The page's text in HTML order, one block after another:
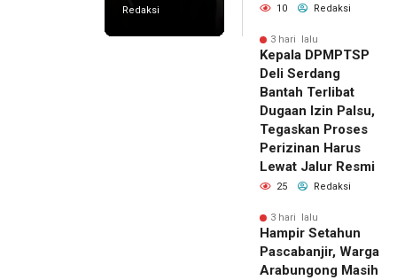
Redaksi
10 Redaksi
3 hari lalu
Kepala DPMPTSP
Deli Serdang
Bantah Terlibat
Dugaan Izin Palsu,
Tegaskan Proses
Perizinan Harus
Lewat Jalur Resmi
25 Redaksi
3 hari lalu
Hampir Setahun
Pascabanjir, Warga
Arabungong Masih